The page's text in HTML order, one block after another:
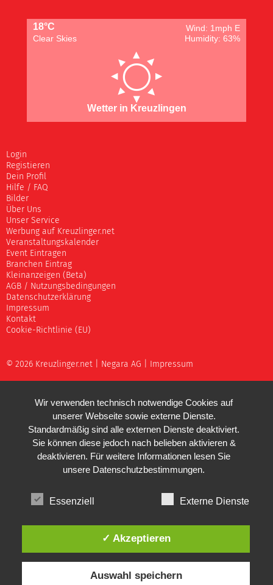
18°C
Wind: 1mph E
Clear Skies
Humidity: 63%
Wetter in Kreuzlingen
Login
Registieren
Dein Profil
Hilfe / FAQ
Bilder
Über Uns
Unser Service
Werbung auf Kreuzlinger.net
Veranstaltungskalender
Event Eintragen
Branchen Eintrag
Kleinanzeigen (Beta)
AGB / Nutzungsbedingungen
Datenschutzerklärung
Impressum
Kontakt
Cookie-Richtlinie (EU)
© 2026 Kreuzlinger.net | Negara AG Impressum
Wir verwenden technisch notwendige Cookies auf
unserer Webseite sowie externe Dienste.
Standardmäßig sind alle externen Dienste deaktiviert.
Sie können diese jedoch nach belieben aktivieren &
deaktivieren. Für weitere Informationen lesen Sie
unsere Datenschutzbestimmungen.
Essenziell Externe Dienste
✓ Akzeptieren
Auswahl speichern